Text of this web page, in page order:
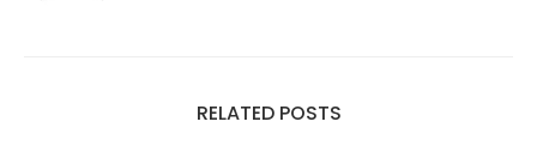
RELATED POSTS